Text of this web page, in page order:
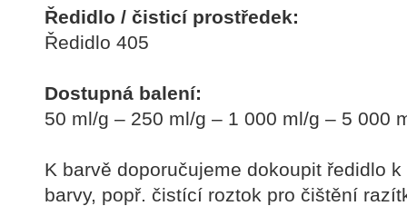
Ředidlo / čisticí prostředek:
Ředidlo 405
Dostupná balení:
50 ml/g – 250 ml/g – 1 000 ml/g – 5 000
K barvě doporučujeme dokoupit ředidlo
barvy, popř. čistící roztok pro čištění